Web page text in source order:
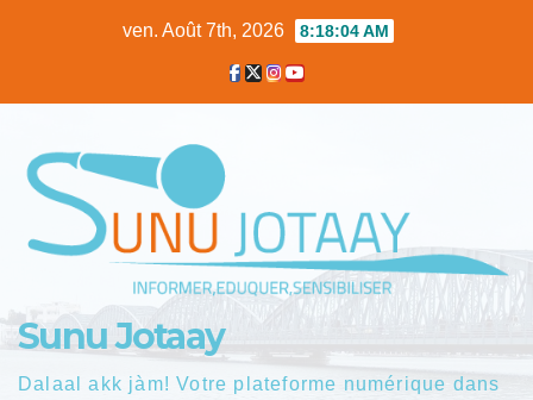
ven. Août 7th, 2026 8:18:05 AM
Sunu Jotaay
Dalaal akk jàm! Votre plateforme numérique dans